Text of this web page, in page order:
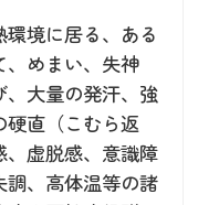
境に居る、ある
、めまい、失神
、大量の発汗、強
硬直（こむら返
、虚脱感、意識障
調、高体温等の諸